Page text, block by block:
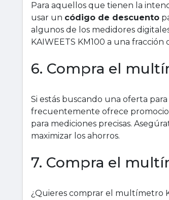
Para aquellos que tienen la
usar un código de descuento
algunos de los medidores
KAIWEETS KM100 a una fracción
6. Compra el
Si estás buscando una oferta para
frecuentemente ofrece
para mediciones precisas.
maximizar los ahorros.
7. Compra el
¿Quieres comprar el multímetro